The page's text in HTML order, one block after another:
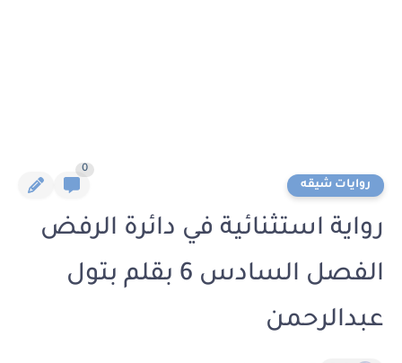
روايات شيقه
0
رواية استثنائية في دائرة الرفض
الفصل السادس 6 بقلم بتول
عبدالرحمن